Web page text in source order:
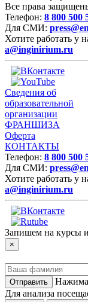
Все права
Телефон: 8 800 500
Для СМИ:
Хотите работать у
a@inginirium.ru
Сведения об
образовательной
организации
ФРАНШИЗА
Оферта
КОНТАКТЫ
Телефон: 8 800 500
Для СМИ:
Хотите работать у
a@inginirium.ru
Запишем на курсы
×
Для анализа